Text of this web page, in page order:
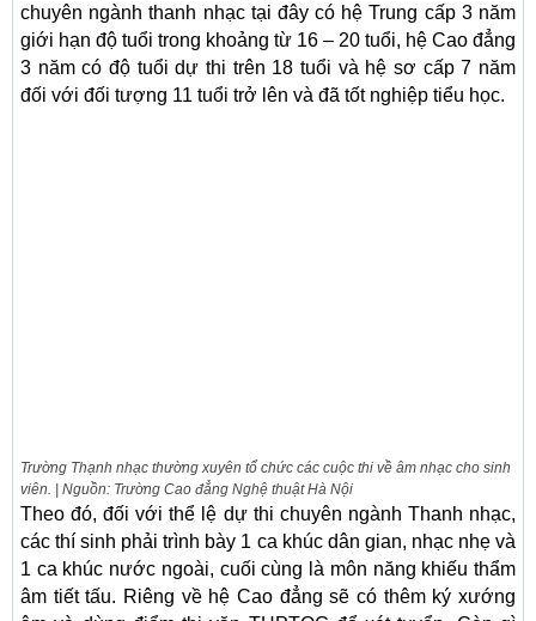
chuyên ngành thanh nhạc tại đây có hệ Trung cấp 3 năm
giới hạn độ tuổi trong khoảng từ 16 – 20 tuổi, hệ Cao đẳng
3 năm có độ tuổi dự thi trên 18 tuổi và hệ sơ cấp 7 năm
đối với đối tượng 11 tuổi trở lên và đã tốt nghiệp tiểu học.
Trường Thạnh nhạc thường xuyên tổ chức các cuộc thi về âm nhạc cho sinh
viên. | Nguồn: Trường Cao đẳng Nghệ thuật Hà Nội
Theo đó, đối với thể lệ dự thi chuyên ngành Thanh nhạc,
các thí sinh phải trình bày 1 ca khúc dân gian, nhạc nhẹ và
1 ca khúc nước ngoài, cuối cùng là môn năng khiếu thẩm
âm tiết tấu. Riêng về hệ Cao đẳng sẽ có thêm ký xướng